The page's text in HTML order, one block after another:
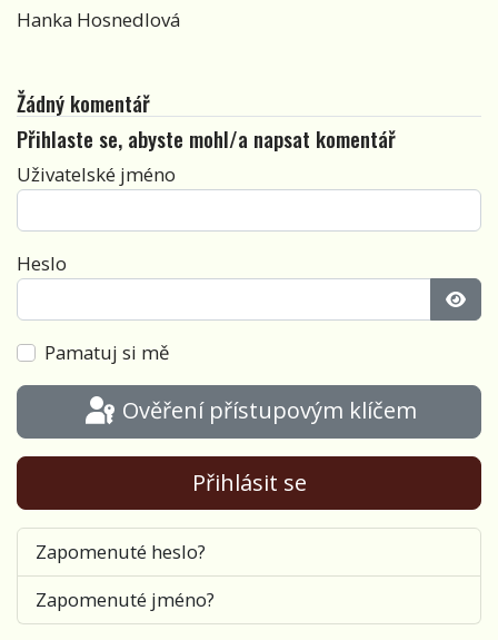
Hanka Hosnedlová
Žádný komentář
Přihlaste se, abyste mohl/a napsat komentář
Uživatelské jméno
Heslo
Pamatuj si mě
Ověření přístupovým klíčem
Přihlásit se
Zapomenuté heslo?
Zapomenuté jméno?